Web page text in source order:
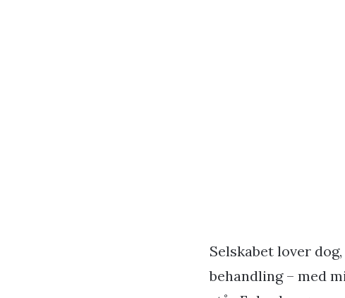
Selskabet lover
behandling – med